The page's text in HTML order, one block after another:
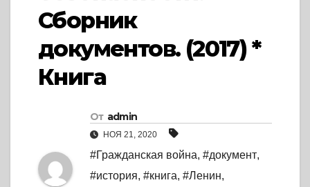
Сборник
документов. (2017) *
Книга
От admin
НОЯ 21, 2020
#Гражданская война, #документ,
#история, #книга, #Ленин,